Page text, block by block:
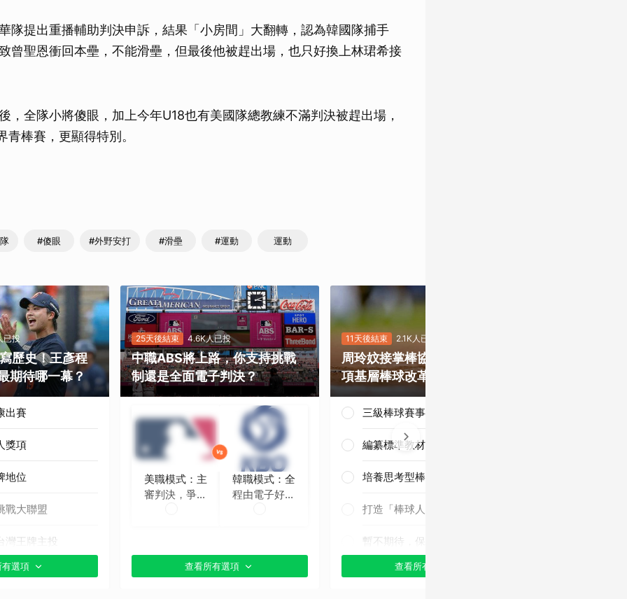
隊提出重播輔助判決申訴，結果「小房間」大翻轉，認為韓國隊捕手
曾聖恩衝回本壘，不能滑壘，但最後他被趕出場，也只好換上林珺希接
，全隊小將傻眼，加上今年U18也有美國隊總教練不滿判決被趕出場，
青棒賽，更顯得特別。
#傻眼 #外野安打 #滑壘 #運動 運動
已投
歷史！王彥程
期待哪一幕？
出賽
獎項
地位
戰大聯盟
灣王牌主投
分享）
選項
25天後結束 4.6K人已投
中職ABS將上路，你支持挑戰
制還是全面電子判決？
美職模式：主
審判決，爭議
韓職模式：全
程由電子好球
查看所有選項
11天後結束 2.1K人已投
周玲妏接掌棒協，你最期待哪一
項基層棒球改革？
三級棒球賽事正常化
編纂標準教材與導入運科防護
培養思考型棒球人才
打造「棒球人之家」
暫不期待，保持觀望
查看所有選項